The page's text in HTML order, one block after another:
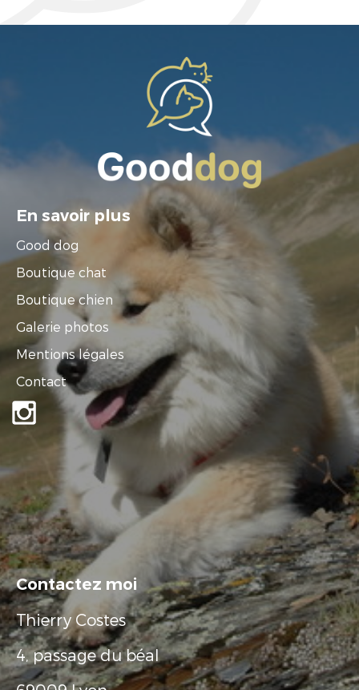
Contactez moi
Thierry Costes
4, passage du béal
En savoir plus
Good dog
Boutique chat
Boutique chien
Galerie photos
Mentions légales
Contact